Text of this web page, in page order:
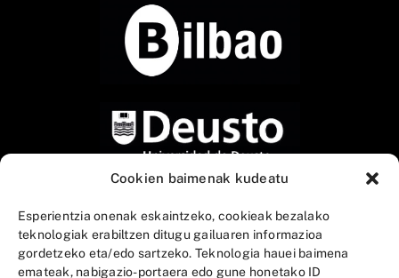
Cookien baimenak kudeatu
Esperientzia onenak eskaintzeko, cookieak bezalako
teknologiak erabiltzen ditugu gailuaren informazioa
gordetzeko eta/edo sartzeko. Teknologia hauei baimena
emateak, nabigazio-portaera edo gune honetako ID